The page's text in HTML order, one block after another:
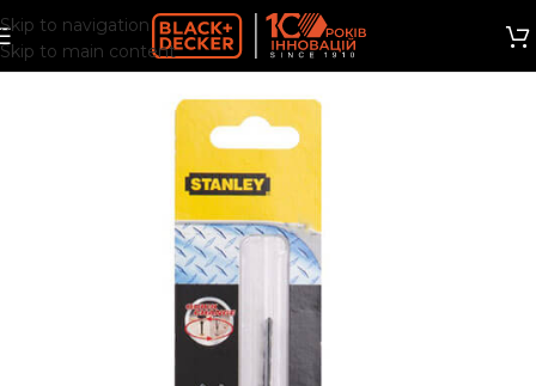
Skip to navigation
Skip to main content